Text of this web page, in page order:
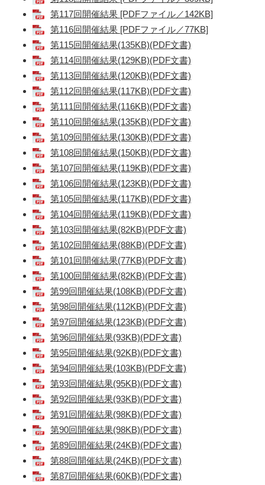
第117回開催結果 [PDFファイル／142KB]
第116回開催結果 [PDFファイル／77KB]
第115回開催結果(135KB)(PDF文書)
第114回開催結果(129KB)(PDF文書)
第113回開催結果(120KB)(PDF文書)
第112回開催結果(117KB)(PDF文書)
第111回開催結果(116KB)(PDF文書)
第110回開催結果(135KB)(PDF文書)
第109回開催結果(130KB)(PDF文書)
第108回開催結果(150KB)(PDF文書)
第107回開催結果(119KB)(PDF文書)
第106回開催結果(123KB)(PDF文書)
第105回開催結果(117KB)(PDF文書)
第104回開催結果(119KB)(PDF文書)
第103回開催結果(82KB)(PDF文書)
第102回開催結果(88KB)(PDF文書)
第101回開催結果(77KB)(PDF文書)
第100回開催結果(82KB)(PDF文書)
第99回開催結果(108KB)(PDF文書)
第98回開催結果(112KB)(PDF文書)
第97回開催結果(123KB)(PDF文書)
第96回開催結果(93KB)(PDF文書)
第95回開催結果(92KB)(PDF文書)
第94回開催結果(103KB)(PDF文書)
第93回開催結果(95KB)(PDF文書)
第92回開催結果(93KB)(PDF文書)
第91回開催結果(98KB)(PDF文書)
第90回開催結果(98KB)(PDF文書)
第89回開催結果(24KB)(PDF文書)
第88回開催結果(24KB)(PDF文書)
第87回開催結果(60KB)(PDF文書)